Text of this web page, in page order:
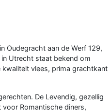
Oudegracht aan de Werf 129,
Utrecht staat bekend om
vlees, prima grachtkant
De Levendig, gezellig
Romantische diners,